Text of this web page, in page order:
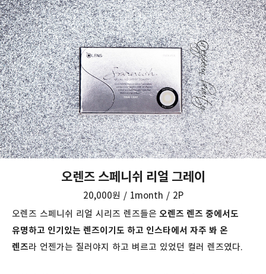
오렌즈 스페니쉬 리얼 그레이
20,000원 / 1month / 2P
오렌즈 스페니쉬 리얼 시리즈 렌즈들은 오렌즈 렌즈 중에서도
유명하고 인기있는 렌즈이기도 하고 인스타에서 자주 봐 온
렌즈라 언젠가는 질러야지 하고 벼르고 있었던 컬러 렌즈였다.